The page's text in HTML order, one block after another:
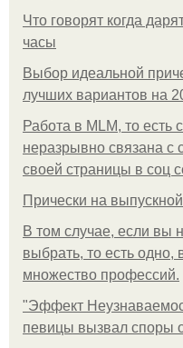
Что говорят когда
часы
Выбор идеальной
лучших вариантов на
Работа в MLM, то есть
неразрывно связана с
своей страницы в соц
Прически на
В том случае, если вы
выбрать, то есть одно,
множество профессий.
"Эффект
певицы вызвал споры